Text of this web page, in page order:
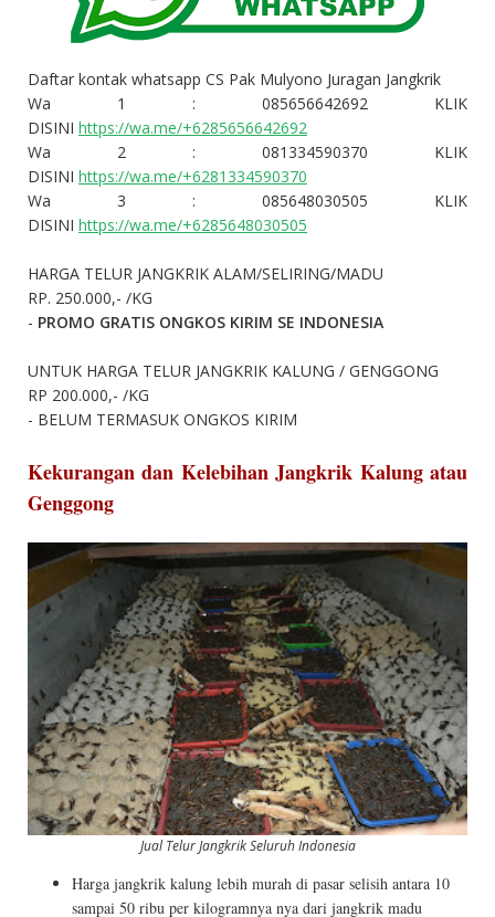
Daftar kontak whatsapp CS Pak Mulyono Juragan Jangkrik
Wa 1 : 085656642692 KLIK
DISINI https://wa.me/+6285656642692
Wa 2 : 081334590370 KLIK
DISINI https://wa.me/+6281334590370
Wa 3 : 085648030505 KLIK
DISINI https://wa.me/+6285648030505
HARGA TELUR JANGKRIK ALAM/SELIRING/MADU
RP. 250.000,- /KG
- PROMO GRATIS ONGKOS KIRIM SE INDONESIA
UNTUK HARGA TELUR JANGKRIK KALUNG / GENGGONG
RP 200.000,- /KG
- BELUM TERMASUK ONGKOS KIRIM
Kekurangan dan Kelebihan Jangkrik Kalung atau
Genggong
Jual Telur Jangkrik Seluruh Indonesia
Harga jangkrik kalung lebih murah di pasar selisih antara 10
sampai 50 ribu per kilogramnya nya dari jangkrik madu